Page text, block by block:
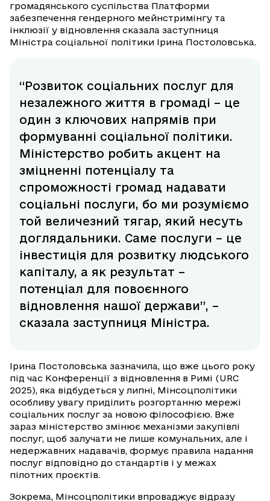
громадянського суспільства Платформи
забезпечення гендерного мейнстримінгу та
інклюзії у відновлення сказала заступниця
Міністра соціальної політики Ірина Постоловська.
“Розвиток соціальних послуг для
незалежного життя в громаді – це
один з ключових напрямів при
формуванні соціальної політики.
Міністерство робить акцент на
зміцненні потенціалу та
спроможності громад надавати
соціальні послуги, бо ми розуміємо
той величезний тягар, який несуть
доглядальники. Саме послуги – це
інвестиція для розвитку людського
капіталу, а як результат –
потенціал для повоєнного
відновлення нашої держави”, –
сказала заступниця Міністра.
Ірина Постоловська зазначила, що вже цього року
під час Конференції з відновлення в Римі (URC
2025), яка відбудеться у липні, Мінсоцполітики
особливу увагу приділить розгортанню мережі
соціальних послуг за новою філософією. Вже
зараз міністерство змінює механізми закупівлі
послуг, щоб залучати не лише комунальних, але і
недержавних надавачів, формує правила надання
послуг відповідно до стандартів і у межах
пілотних проєктів.
Зокрема, Мінсоцполітики впроваджує відразу